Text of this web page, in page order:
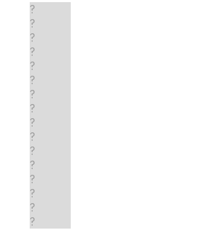
?
?
?
?
?
?
?
?
?
?
?
?
?
?
?
?